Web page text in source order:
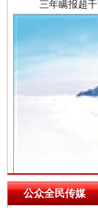
公众全民传媒